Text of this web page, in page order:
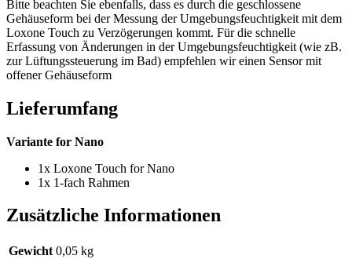
Bitte beachten Sie ebenfalls, dass es durch die geschlossene
Gehäuseform bei der Messung der Umgebungsfeuchtigkeit mit dem
Loxone Touch zu Verzögerungen kommt. Für die schnelle
Erfassung von Änderungen in der Umgebungsfeuchtigkeit (wie zB.
zur Lüftungssteuerung im Bad) empfehlen wir einen Sensor mit
offener Gehäuseform
Lieferumfang
Variante for Nano
1x Loxone Touch for Nano
1x 1-fach Rahmen
Zusätzliche Informationen
Gewicht 0,05 kg